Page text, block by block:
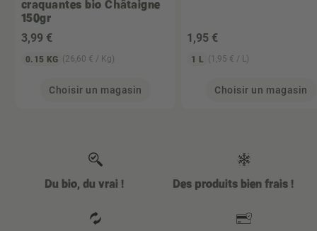
craquantes bio Châtaigne
150gr
3,99 €
0.15 KG (26,60 € / Kg)
Choisir un magasin
1 ,95 €
1 L (1,95 € / L)
Choisir un magasin
Du bio, du vrai ! Des produits bien frais !